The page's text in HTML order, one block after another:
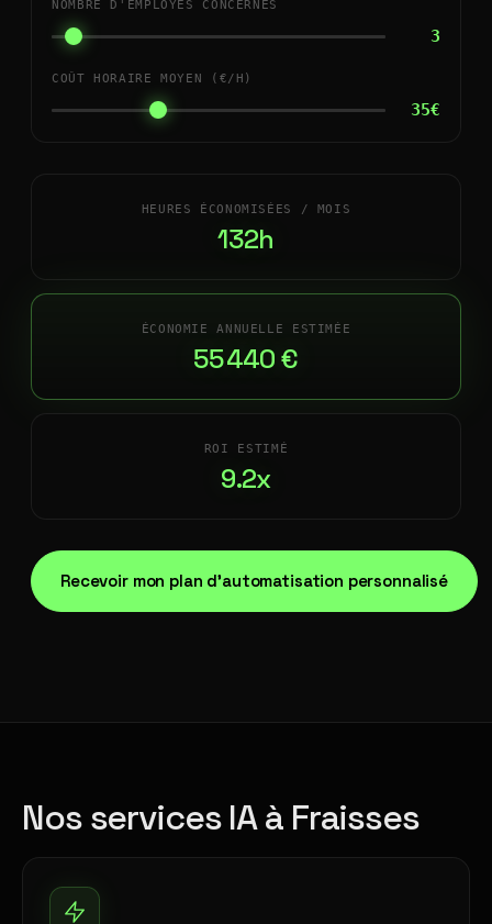
NOMBRE D'EMPLOYÉS CONCERNÉS
3
COÛT HORAIRE MOYEN (€/H)
35€
HEURES ÉCONOMISÉES / MOIS
132h
ÉCONOMIE ANNUELLE ESTIMÉE
55 440 €
ROI ESTIMÉ
9.2x
Recevoir mon plan d'automatisation personnalisé
Nos services IA à Fraisses